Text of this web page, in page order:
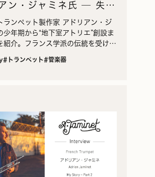
ン・ジャミネ氏 ─ 失わ
ンチトランペットの復
の軌跡（前編）
ランペット製作家 アドリアン・ジ
少年期から“地下室アトリエ”創設ま
紹介。フランス学派の伝統を受け継
す。
#トランペット#管楽器